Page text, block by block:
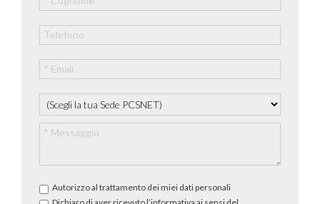
Autorizzo al trattamento dei miei dati personali